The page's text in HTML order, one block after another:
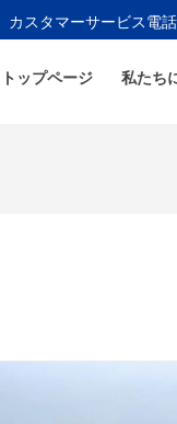
カスタマーサービス電
トップページ 私たち